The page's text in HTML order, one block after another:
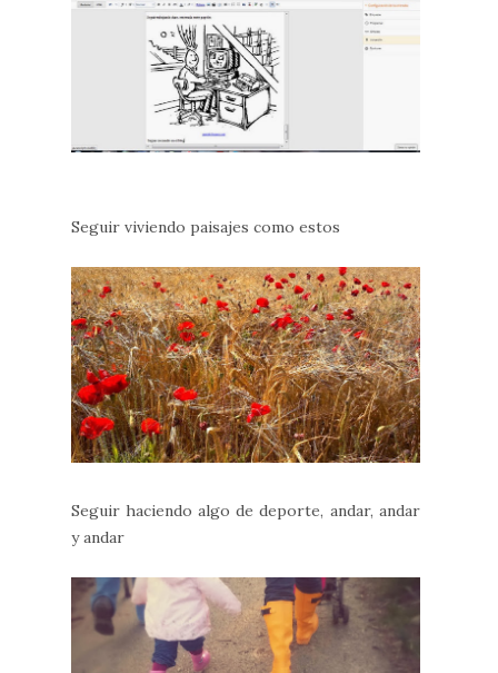
Seguir viviendo paisajes como estos
Seguir haciendo algo de deporte, andar, andar
y andar